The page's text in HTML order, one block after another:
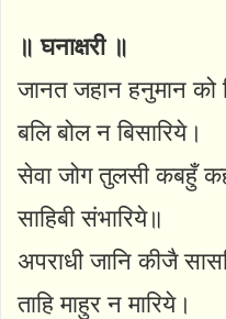
॥ घनाक्षरी ॥
जानत जहान हनुमान को
बलि बोल न बिसारिये।
सेवा जोग तुलसी कबहुँ
साहिबी संभारिये॥
अपराधी जानि कीजै
ताहि माहुर न मारिये।